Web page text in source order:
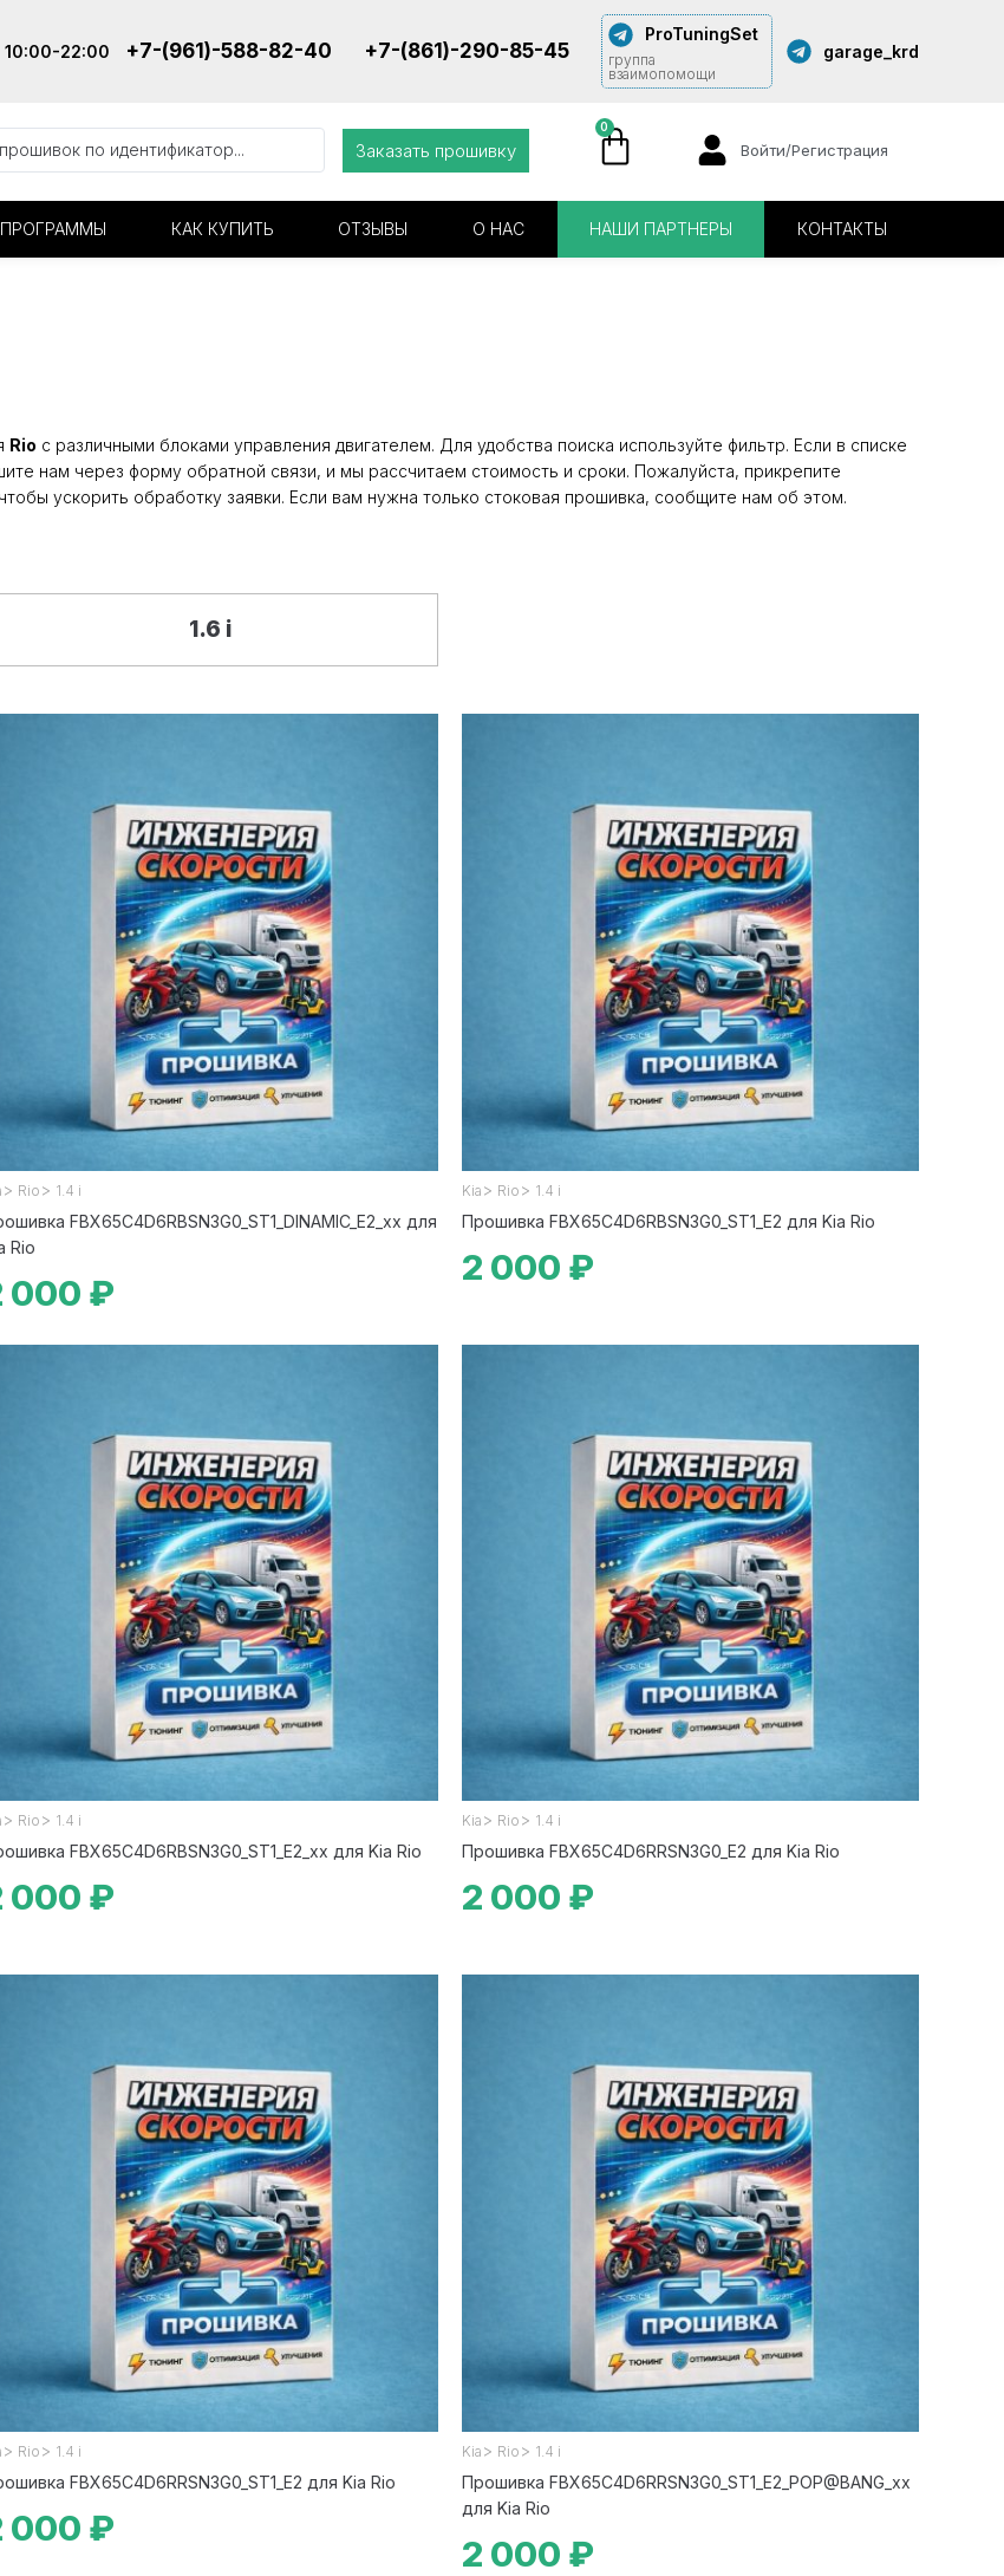
10:00-22:00 +7-(961)-588-82-40 +7-(861)-290-85-45
ProTuningSet
группа
взаимопомощи
garage_krd
Заказать прошивку
0
Войти/Регистрация
КАК КУПИТЬ ОТЗЫВЫ О НАС НАШИ ПАРТНЕРЫ КОНТАКТЫ
Rio с различными блоками управления двигателем. Для удобства поиска используйте фильтр. Если в списке
нам через форму обратной связи, и мы рассчитаем стоимость и сроки. Пожалуйста, прикрепите
ускорить обработку заявки. Если вам нужна только стоковая прошивка, сообщите нам об этом.
1.6 i
> Rio > 1.4 i
FBX65C4D6RBSN3G0_ST1_DINAMIC_E2_xx для
Rio
000 ₽
Kia > Rio > 1.4 i
Прошивка FBX65C4D6RBSN3G0_ST1_E2 для Kia Rio
2 000 ₽
> Rio > 1.4 i
FBX65C4D6RBSN3G0_ST1_E2_xx для Kia Rio
000 ₽
Kia > Rio > 1.4 i
Прошивка FBX65C4D6RRSN3G0_E2 для Kia Rio
2 000 ₽
> Rio > 1.4 i
FBX65C4D6RRSN3G0_ST1_E2 для Kia Rio
000 ₽
Kia > Rio > 1.4 i
Прошивка FBX65C4D6RRSN3G0_ST1_E2_POP@BANG_xx
для Kia Rio
2 000 ₽